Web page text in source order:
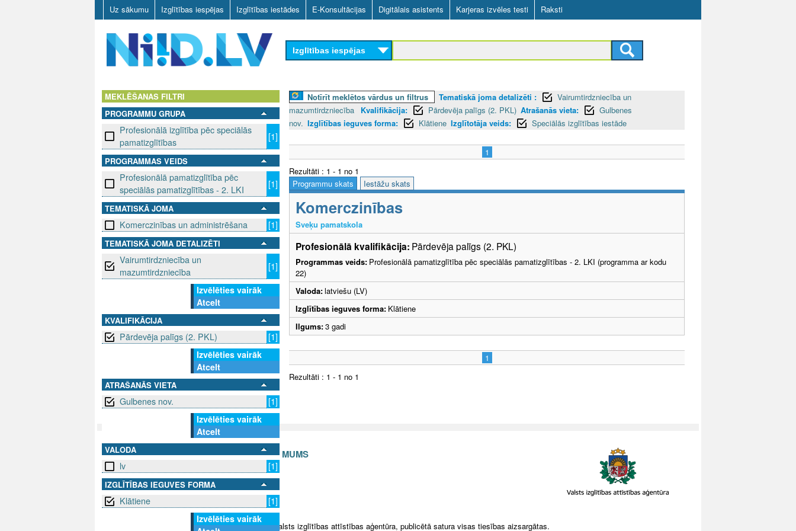
Skip
to
main
content
Uz sākumu Izglītības iespējas Izglītības iestādes E-Konsultācijas Digitālais asistents Karjeras izvēles testi Raksti
D
L
V
Izglītības iespējas
MEKLĒŠANAS FILTRI
PROGRAMMU GRUPA
Profesionālā izglītība pēc speciālās
pamatizglītības
[1]
PROGRAMMAS VEIDS
Profesionālā pamatizglītība pēc
speciālās pamatizglītības - 2. LKI
[1]
TEMATISKĀ JOMA
Komerczinības un administrēšana [1]
TEMATISKĀ JOMA DETALIZĒTI
Vairumtirdzniecība un
mazumtirdzniecība
[1]
Izvēlēties vairāk
Atcelt
KVALIFIKĀCIJA
Pārdevēja palīgs (2. PKL)
[1]
Izvēlēties vairāk
Atcelt
ATRAŠANĀS VIETA
Gulbenes nov.
[1]
Izvēlēties vairāk
Atcelt
VALODA
lv [1]
IZGLĪTĪBAS IEGUVES FORMA
Klātiene
[1]
Izvēlēties vairāk
Notīrīt meklētos vārdus un filtrus Tematiskā joma detalizēti :
Vairumtirdzniecība un
mazumtirdzniecība
Kvalifikācija: Pārdevēja palīgs (2. PKL) Atrašanās vieta:
Gulbenes
nov. Izglītības ieguves forma: Klātiene Izglītotāja veids: Speciālās izglītības iestāde
1
Rezultāti : 1 - 1 no 1
Programmu skats
Iestāžu skats
Komerczinības
Sveķu pamatskola
Profesionālā kvalifikācija: Pārdevēja palīgs (2. PKL)
Programmas veids: Profesionālā pamatizglītība pēc speciālās pamatizglītības - 2. LKI (programma ar kodu
22)
Valoda:latviešu (LV)
Izglītības ieguves forma: Klātiene
Ilgums:3 gadi
1
Rezultāti : 1 - 1 no 1
SEKO MUMS SAZINIES AR MUMS
info@niid.lv
© 2025 Valsts izglītības attīstības aģentūra, publicētā satura visas tiesības aizsargātas.